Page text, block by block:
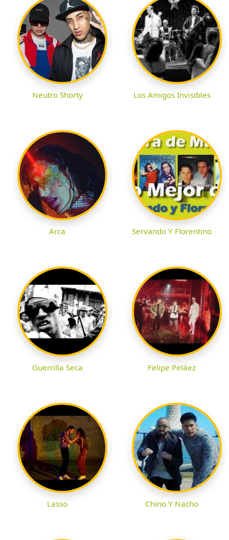
Neutro Shorty Los Amigos Invisibles
Arca Servando Y Florentino
Guerrilla Seca Felipe Peláez
Lasso Chino Y Nacho